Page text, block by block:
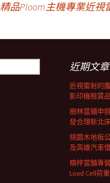
品Ploom主機專業近視
近期文章
近視雷射的
影印機租賃
樹林當鋪申
發合理新北
桃園木地板
及高雄汽車
楠梓當舖專
Load Cell荷